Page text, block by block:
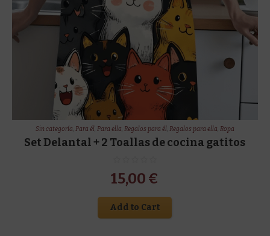
Sin categoría, Para él, Para ella, Regalos para él, Regalos para ella, Ropa
Set Delantal + 2 Toallas de cocina gatitos
15,00 €
Add to Cart